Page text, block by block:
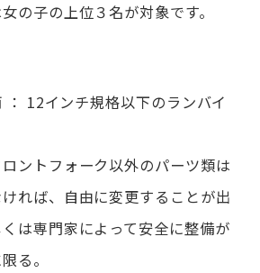
の子の上位３名が対象です。
： 12インチ規格以下のランバイ
ントフォーク以外のパーツ類は
れば、自由に変更することが出
は専門家によって安全に整備が
る。